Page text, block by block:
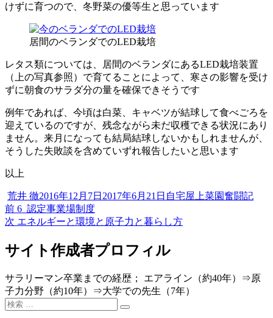
けずに育つので、冬野菜の優等生と思っています
居間のベランダでのLED栽培
レタス類については、居間のベランダにあるLED栽培装置
（上の写真参照）で育てることによって、寒さの影響を受け
ずに朝食のサラダ分の量を確保できそうです
例年であれば、今頃は白菜、キャベツが結球して食べごろを
迎えているのですが、残念ながら未だ収穫できる状況にあり
ません。来月になっても結局結球しないかもしれませんが、
そうした失敗談を含めていずれ報告したいと思います
以上
投
稿
者
荒井 徹投
稿
日:
2016年12月7日 2017年6月21日 カ
ゴ
自宅屋上菜園奮闘記
投
稿
ナ
ビ
ゲ
ー
前 過
去
投
稿:
6_認定事業場制度
次 次
投
稿:
エネルギーと環境と原子力と暮らし方
サイト作成者プロフィル
サラリーマン卒業までの経歴； エアライン（約40年）⇒原
子力分野（約10年）⇒大学での先生（7年）
検
検